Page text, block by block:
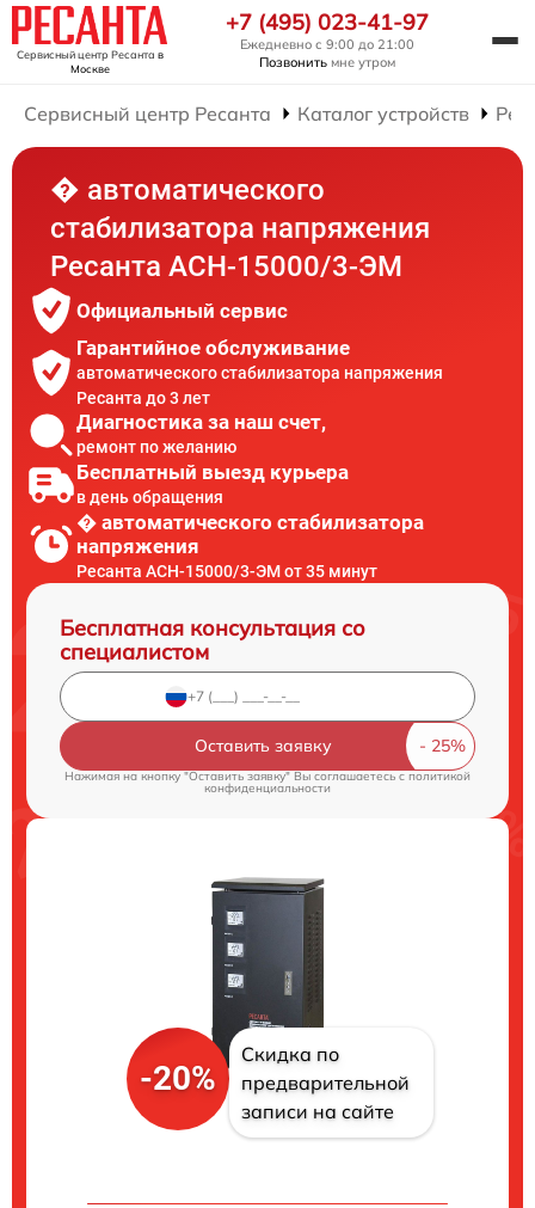
Сервисный центр Ресанта в
Москве
+7 (495) 023-41-97
Ежедневно с 9:00 до 21:00
Позвонить мне утром
Сервисный центр Ресанта Каталог устройств
� автоматического
стабилизатора напряжения
Ресанта АСН-15000/3-ЭМ
Официальный сервис
Гарантийное обслуживание
автоматического стабилизатора напряжения
Ресанта до 3 лет
Диагностика за наш счет,
ремонт по желанию
Бесплатный выезд курьера
в день обращения
� автоматического стабилизатора
напряжения
Ресанта АСН-15000/3-ЭМ от 35 минут
Бесплатная консультация со
специалистом
Оставить заявку
Нажимая на кнопку "Оставить заявку" Вы соглашаетесь cполитикой
конфиденциальности
-20%
Скидка по
предварительной
записи на сайте